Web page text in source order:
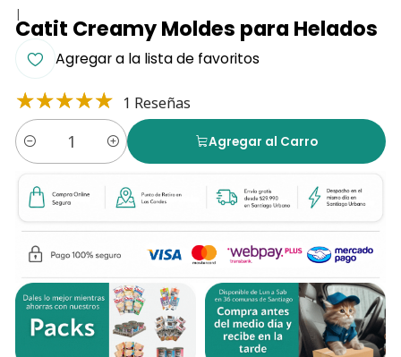
|
Catit Creamy Moldes para Helados
Agregar a la lista de favoritos
1 Reseñas
Cantidad
Agregar al Carro